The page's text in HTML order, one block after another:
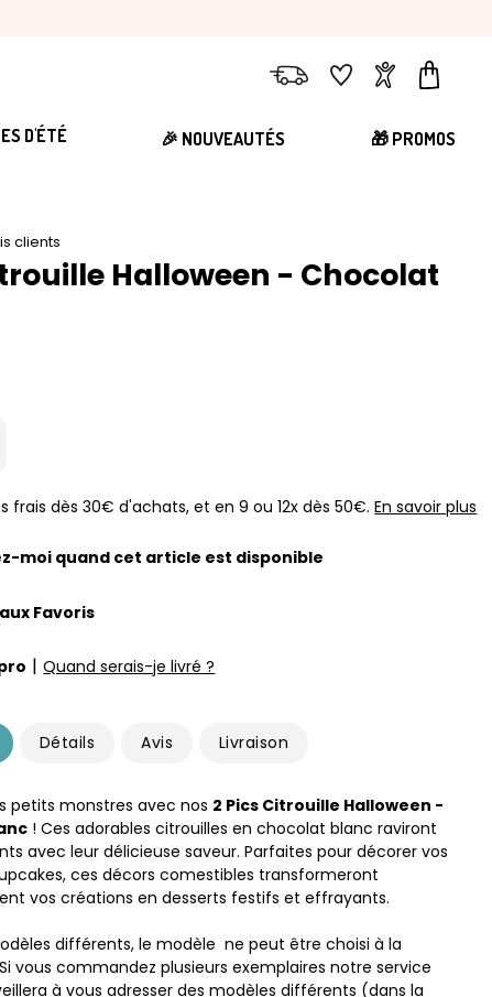
LivraisonFavorisComptePanier
D'ÉTÉ 🎉 NOUVEAUTÉS 🎁 PROMOS
clients
Halloween - Chocolat
frais dès 30€ d'achats, et en 9 ou 12x dès 50€.En savoir plus
moi quand cet article est disponible
Favoris
| Quand serais-je livré ?
Détails Avis Livraison
petits monstres avec nos 2 Pics Citrouille Halloween -
! Ces adorables citrouilles en chocolat blanc raviront
avec leur délicieuse saveur. Parfaites pour décorer vos
ces décors comestibles transformeront
vos créations en desserts festifs et effrayants.
différents, le modèle ne peut être choisi à la
vous commandez plusieurs exemplaires notre service
à vous adresser des modèles différents (dans la